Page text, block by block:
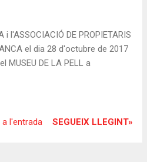
i l'ASSOCIACIÓ DE PROPIETARIS
el dia 28 d'octubre de 2017
MUSEU DE LA PELL a
l'entrada SEGUEIX LLEGINT»